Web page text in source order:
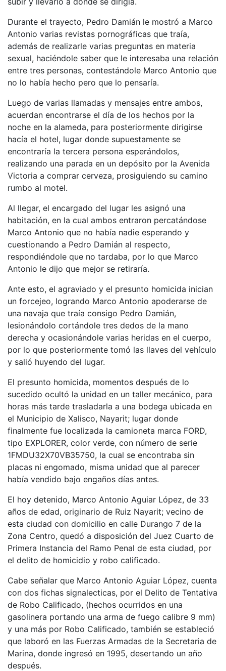
Durante el trayecto, Pedro Damián le mostró a Marco
Antonio varias revistas pornográficas que traía,
además de realizarle varias preguntas en materia
sexual, haciéndole saber que le interesaba una relación
entre tres personas, contestándole Marco Antonio que
no lo había hecho pero que lo pensaría.
Luego de varias llamadas y mensajes entre ambos,
acuerdan encontrarse el día de los hechos por la
noche en la alameda, para posteriormente dirigirse
hacía el hotel, lugar donde supuestamente se
encontraría la tercera persona esperándolos,
realizando una parada en un depósito por la Avenida
Victoria a comprar cerveza, prosiguiendo su camino
rumbo al motel.
Al llegar, el encargado del lugar les asignó una
habitación, en la cual ambos entraron percatándose
Marco Antonio que no había nadie esperando y
cuestionando a Pedro Damián al respecto,
respondiéndole que no tardaba, por lo que Marco
Antonio le dijo que mejor se retiraría.
Ante esto, el agraviado y el presunto homicida inician
un forcejeo, logrando Marco Antonio apoderarse de
una navaja que traía consigo Pedro Damián,
lesionándolo cortándole tres dedos de la mano
derecha y ocasionándole varias heridas en el cuerpo,
por lo que posteriormente tomó las llaves del vehículo
y salió huyendo del lugar.
El presunto homicida, momentos después de lo
sucedido ocultó la unidad en un taller mecánico, para
horas más tarde trasladarla a una bodega ubicada en
el Municipio de Xalisco, Nayarit; lugar donde
finalmente fue localizada la camioneta marca FORD,
tipo EXPLORER, color verde, con número de serie
1FMDU32X70VB35750, la cual se encontraba sin
placas ni engomado, misma unidad que al parecer
había vendido bajo engaños días antes.
El hoy detenido, Marco Antonio Aguiar López, de 33
años de edad, originario de Ruiz Nayarit; vecino de
esta ciudad con domicilio en calle Durango 7 de la
Zona Centro, quedó a disposición del Juez Cuarto de
Primera Instancia del Ramo Penal de esta ciudad, por
el delito de homicidio y robo calificado.
Cabe señalar que Marco Antonio Aguiar López, cuenta
con dos fichas signalecticas, por el Delito de Tentativa
de Robo Calificado, (hechos ocurridos en una
gasolinera portando una arma de fuego calibre 9 mm)
y una más por Robo Calificado, también se estableció
que laboró en las Fuerzas Armadas de la Secretaria de
Marina, donde ingresó en 1995, desertando un año
después.